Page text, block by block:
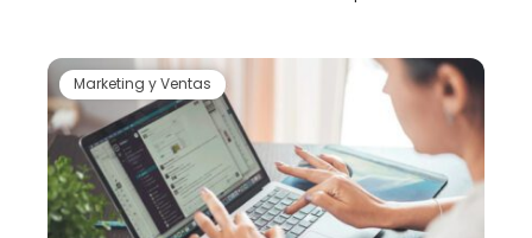
Marketing y Ventas